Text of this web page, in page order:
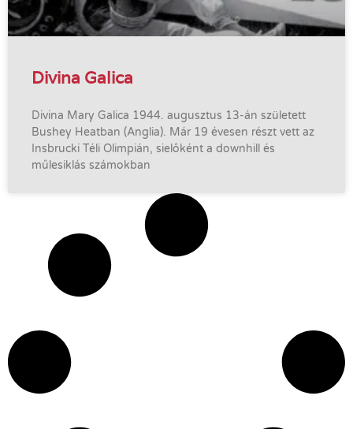
Divina Galica
Divina Mary Galica 1944. augusztus 13-án született
Bushey Heatban (Anglia). Már 19 évesen részt vett az
Insbrucki Téli Olimpián, sielőként a downhill és
műlesiklás számokban